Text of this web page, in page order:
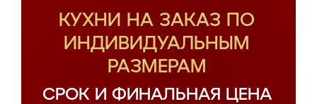
КУХНИ НА ЗАКАЗ ПО
ИНДИВИДУАЛЬНЫМ
РАЗМЕРАМ
СРОК И ФИНАЛЬНАЯ ЦЕНА